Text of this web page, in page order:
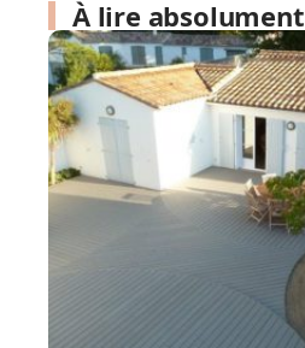
À lire absolument